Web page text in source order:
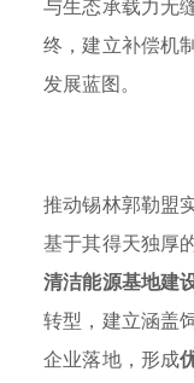
与生态承载力无
终，建立补偿机
发展蓝图。
推动锡林郭勒盟
基于其得天独厚
清洁能源基地建
转型，建立涵盖
企业落地，形成